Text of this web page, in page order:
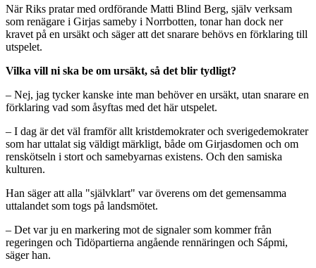
När Riks pratar med ordförande Matti Blind Berg, själv verksam
som renägare i Girjas sameby i Norrbotten, tonar han dock ner
kravet på en ursäkt och säger att det snarare behövs en förklaring till
utspelet.
Vilka vill ni ska be om ursäkt, så det blir tydligt?
– Nej, jag tycker kanske inte man behöver en ursäkt, utan snarare en
förklaring vad som åsyftas med det här utspelet.
– I dag är det väl framför allt kristdemokrater och sverigedemokrater
som har uttalat sig väldigt märkligt, både om Girjasdomen och om
renskötseln i stort och samebyarnas existens. Och den samiska
kulturen.
Han säger att alla "självklart" var överens om det gemensamma
uttalandet som togs på landsmötet.
– Det var ju en markering mot de signaler som kommer från
regeringen och Tidöpartierna angående rennäringen och Sápmi,
säger han.